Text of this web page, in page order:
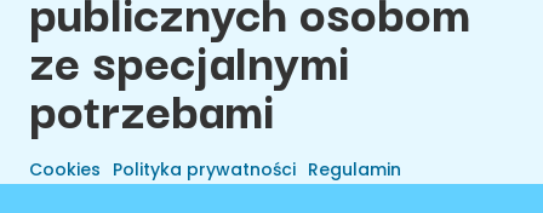
ze specjalnymi
potrzebami
Cookies Polityka prywatności Regulamin